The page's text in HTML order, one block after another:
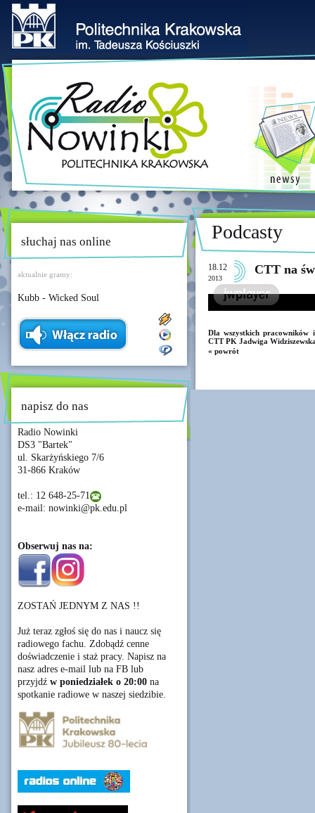
słuchaj nas online
aktualnie gramy:
Kubb - Wicked Soul
napisz do nas
Radio Nowinki
DS3 "Bartek"
ul. Skarżyńskiego 7/6
31-866 Kraków
tel.: 12 648-25-71
e-mail: nowinki@pk.edu.pl
Obserwuj nas na:
ZOSTAŃ JEDNYM Z NAS !!
Już teraz zgłoś się do nas i naucz się
radiowego fachu. Zdobądź cenne
doświadczenie i staż pracy. Napisz na
nasz adres e-mail lub na FB lub
przyjdź w poniedziałek o 20:00 na
spotkanie radiowe w naszej siedzibie.
Podcasty
18.12
2013
CTT na
Dla wszystkich pracowników
CTT PK Jadwiga
« powrót